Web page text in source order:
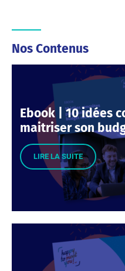
Nos Contenus
Ebook | 10 idées
maitriser son
LIRE LA SUITE